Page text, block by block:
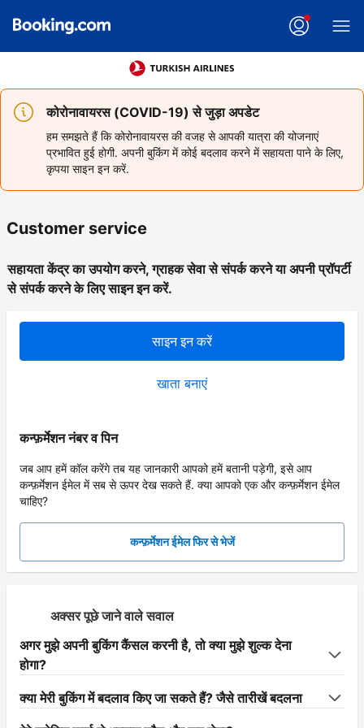
कोरोनावायरस (COVID-19) से जुड़ा अपडेट
हम समझते हैं कि कोरोनावायरस की वजह से आपकी यात्रा की योजनाएं
प्रभावित हुई होगी. अपनी बुकिंग में कोई बदलाव करने में सहायता पाने के लिए,
कृपया साइन इन करें.
Customer service
सहायता केंद्र का उपयोग करने, ग्राहक सेवा से संपर्क करने या अपनी प्रॉपर्टी
से संपर्क करने के लिए साइन इन करें.
साइन इन करें
खाता बनाएं
कन्फ़र्मेशन नंबर व पिन
जब आप हमें कॉल करेंगे तब यह जानकारी आपको हमें बतानी पड़ेगी, इसे आप
कन्फ़र्मेशन ईमेल में सब से ऊपर देख सकते हैं. क्या आपको एक और कन्फ़र्मेशन ईमेल
चाहिए?
कन्फ़र्मेशन ईमेल फिर से भेजें
अक्सर पूछे जाने वाले सवाल
अगर मुझे अपनी बुकिंग कैंसल करनी है, तो क्या मुझे शुल्क देना
होगा?
क्या मेरी बुकिंग में बदलाव किए जा सकते हैं? जैसे तारीखें बदलना